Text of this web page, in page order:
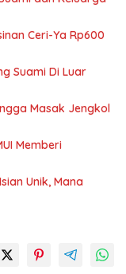
Ceri-Ya Rp600
Suami Di Luar
Masak Jengkol
Memberi
Unik, Mana